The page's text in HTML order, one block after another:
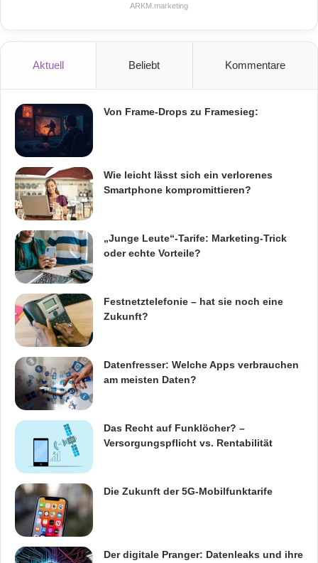
ARKM.marketing
Aktuell Beliebt Kommentare
Von Frame-Drops zu Framesieg:
Wie leicht lässt sich ein verlorenes
Smartphone kompromittieren?
„Junge Leute“-Tarife: Marketing-Trick
oder echte Vorteile?
Festnetztelefonie – hat sie noch eine
Zukunft?
Datenfresser: Welche Apps verbrauchen
am meisten Daten?
Das Recht auf Funklöcher? –
Versorgungspflicht vs. Rentabilität
Die Zukunft der 5G-Mobilfunktarife
Der digitale Pranger: Datenleaks und ihre